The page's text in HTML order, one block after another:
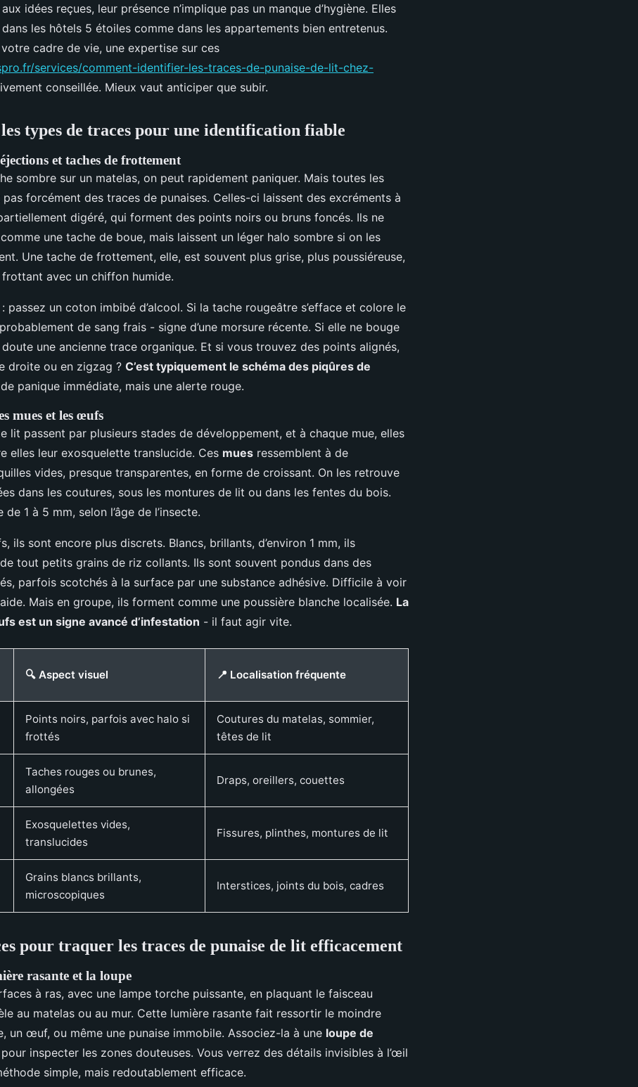
idées reçues, leur présence n’implique pas un manque d’hygiène. Elles
les hôtels 5 étoiles comme dans les appartements bien entretenus.
cadre de vie, une expertise sur ces
services/comment-identifier-les-traces-de-punaise-de-lit-chez-
conseillée. Mieux vaut anticiper que subir.
types de traces pour une identification fiable
et taches de frottement
sombre sur un matelas, on peut rapidement paniquer. Mais toutes les
forcément des traces de punaises. Celles-ci laissent des excréments à
digéré, qui forment des points noirs ou bruns foncés. Ils ne
comme une tache de boue, mais laissent un léger halo sombre si on les
Une tache de frottement, elle, est souvent plus grise, plus poussiéreuse,
avec un chiffon humide.
passez un coton imbibé d’alcool. Si la tache rougeâtre s’efface et colore le
de sang frais - signe d’une morsure récente. Si elle ne bouge
doute une ancienne trace organique. Et si vous trouvez des points alignés,
droite ou en zigzag ? C’est typiquement le schéma des piqûres de
panique immédiate, mais une alerte rouge.
mues et les œufs
lit passent par plusieurs stades de développement, et à chaque mue, elles
elles leur exosquelette translucide. Ces mues ressemblent à de
vides, presque transparentes, en forme de croissant. On les retrouve
dans les coutures, sous les montures de lit ou dans les fentes du bois.
1 à 5 mm, selon l’âge de l’insecte.
ils sont encore plus discrets. Blancs, brillants, d’environ 1 mm, ils
tout petits grains de riz collants. Ils sont souvent pondus dans des
parfois scotchés à la surface par une substance adhésive. Difficile à voir
Mais en groupe, ils forment comme une poussière blanche localisée. La
est un signe avancé d’infestation - il faut agir vite.
🔍 Aspect visuel 📍 Localisation fréquente
Points noirs, parfois avec halo si
frottés
Coutures du matelas, sommier,
têtes de lit
Taches rouges ou brunes,
allongées
Draps, oreillers, couettes
Exosquelettes vides,
translucides
Fissures, plinthes, montures de lit
Grains blancs brillants,
microscopiques
Interstices, joints du bois, cadres
pour traquer les traces de punaise de lit efficacement
rasante et la loupe
à ras, avec une lampe torche puissante, en plaquant le faisceau
au matelas ou au mur. Cette lumière rasante fait ressortir le moindre
un œuf, ou même une punaise immobile. Associez-la à une loupe de
inspecter les zones douteuses. Vous verrez des détails invisibles à l’œil
simple, mais redoutablement efficace.